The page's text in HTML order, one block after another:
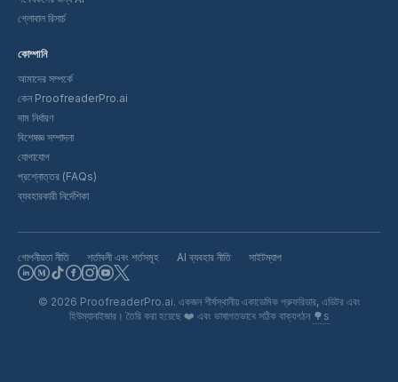
গ্লোবাল রিসার্চ
কোম্পানি
আমাদের সম্পর্কে
কেন ProofreaderPro.ai
দাম নির্ধারণ
বিশেষজ্ঞ সম্পাদনা
যোগাযোগ
প্রশ্নোত্তর (FAQs)
ব্যবহারকারী নির্দেশিকা
গোপনীয়তা নীতি শর্তাবলী এবং শর্তসমূহ AI ব্যবহার নীতি সাইটম্যাপ
© 2026 ProofreaderPro.ai. একজন শীর্ষস্থানীয় একাডেমিক প্রুফরিডার, এডিটর এবং
হিউম্যানাইজার। তৈরি করা হয়েছে ❤️ এবং ভাষাগতভাবে সঠিক বাক্যগঠন 🌳s